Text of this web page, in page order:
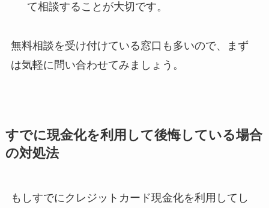
て相談することが大切です。
無料相談を受け付けている窓口も多いので、まず
は気軽に問い合わせてみましょう。
すでに現金化を利用して後悔している場合
の対処法
もしすでにクレジットカード現金化を利用してし